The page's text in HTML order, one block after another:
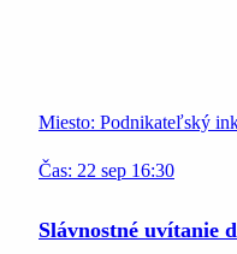
Miesto: Podnikateľský
Čas: 22 sep 16:30
Slávnostné uvítanie